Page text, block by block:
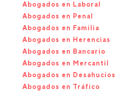
Abogados en Laboral
Abogados en Penal
Abogados en Familia
Abogados en Herencias
Abogados en Bancario
Abogados en Mercantil
Abogados en Desahucios
Abogados en Tráfico